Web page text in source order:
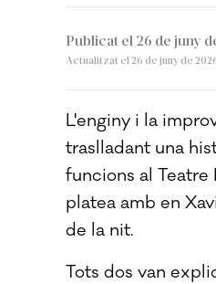
Publicat el 26 de juny
Actualitzat el 26 de juny de
L'enginy i la
traslladant una
funcions al Teatre
platea amb en
de la nit.
Tots dos van